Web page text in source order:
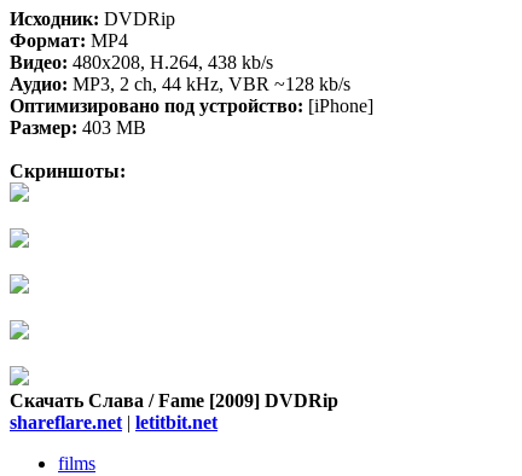
Исходник: DVDRip
Формат: MP4
Видео: 480x208, H.264, 438 kb/s
Аудио: MP3, 2 ch, 44 kHz, VBR ~128 kb/s
Оптимизировано под устройство: [iPhone]
Размер: 403 MB
Скриншоты:
Скачать Слава / Fame [2009] DVDRip
shareflare.net | letitbit.net
films